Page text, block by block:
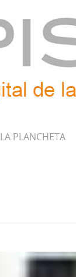
LA PLANCHETA